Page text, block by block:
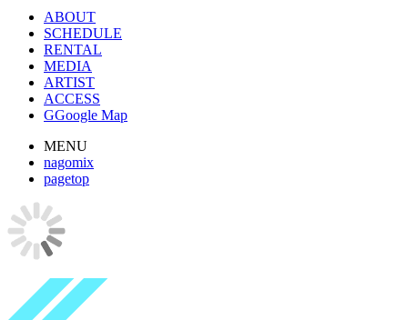
ABOUT
SCHEDULE
RENTAL
MEDIA
ARTIST
ACCESS
GGoogle Map
MENU
nagomix
pagetop